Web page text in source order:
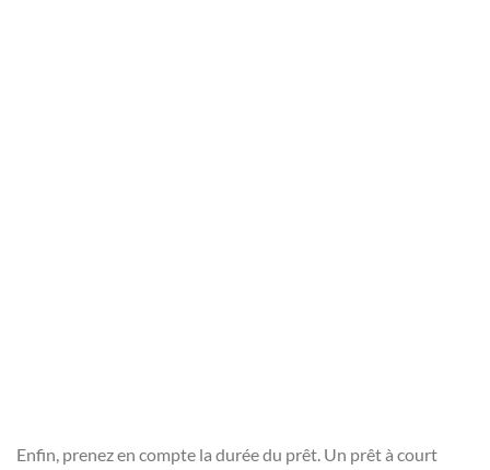
Enfin, prenez en compte la durée du prêt. Un prêt à court